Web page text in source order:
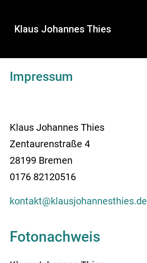
Klaus Johannes Thies
Impressum
Klaus Johannes Thies
Zentaurenstraße 4
28199 Bremen
0176 82120516
kontakt@klausjohannesthies.de
Fotonachweis